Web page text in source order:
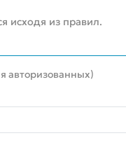
исходя из правил.
авторизованных)